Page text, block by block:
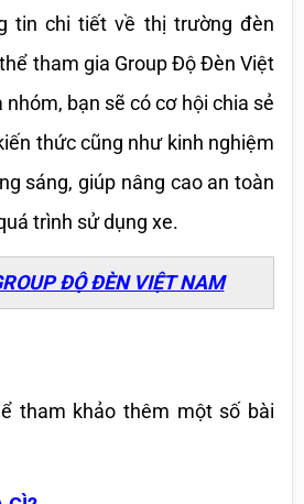
tin chi tiết về thị trường đèn
tham gia Group Độ Đèn Việt
bạn sẽ có cơ hội chia sẻ
thức cũng như kinh nghiệm
sáng, giúp nâng cao an toàn
trình sử dụng xe.
ĐỘ ĐÈN VIỆT NAM
tham khảo thêm một số bài